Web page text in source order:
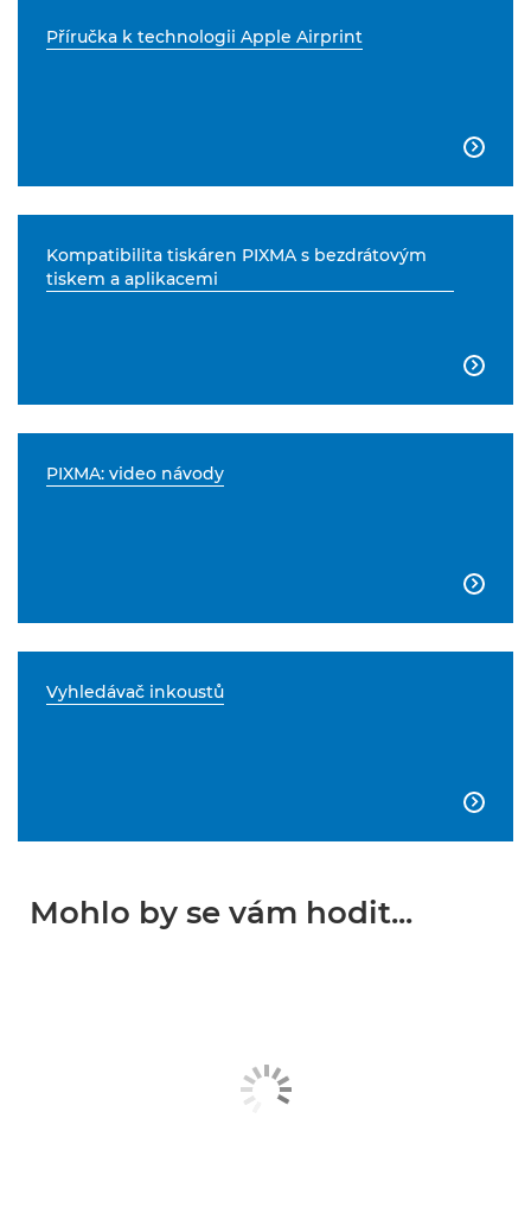
Příručka k technologii Apple Airprint

Kompatibilita tiskáren PIXMA s bezdrátovým
tiskem a aplikacemi

PIXMA: video návody

Vyhledávač inkoustů

Mohlo by se vám hodit...